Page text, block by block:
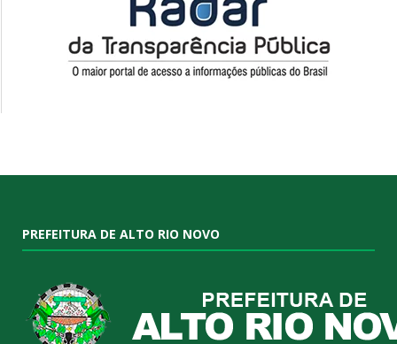
PREFEITURA DE ALTO RIO NOVO